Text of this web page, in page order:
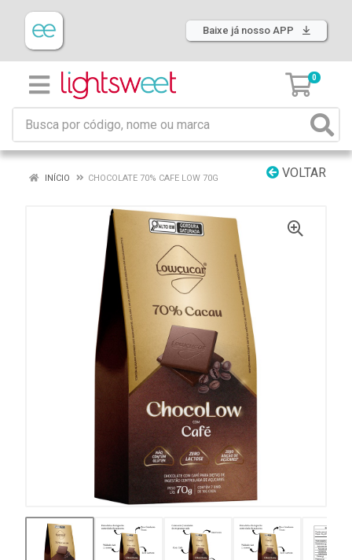
Baixe já nosso APP
0
VOLTAR
INÍCIO CHOCOLATE 70% CAFE LOW 70G